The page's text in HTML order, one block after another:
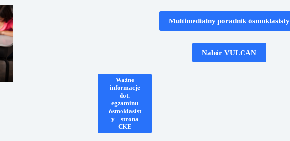
Multimedialny poradnik ósmoklasisty
Nabór VULCAN
Ważne
informacje
dot.
egzaminu
ósmoklasist
y – strona
CKE